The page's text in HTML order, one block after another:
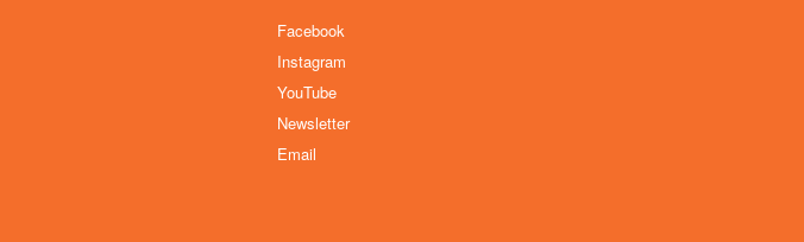
Facebook
Instagram
YouTube
Newsletter
Email